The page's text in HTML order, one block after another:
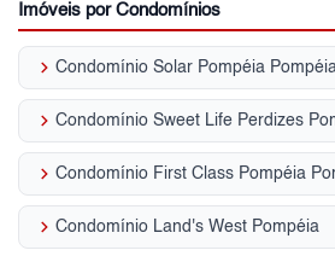
Imóveis por Condomínios
keyboard_arrow_right Condomínio Solar Pompéia
keyboard_arrow_right Condomínio Sweet Life Perdizes
keyboard_arrow_right Condomínio First Class Pompéia
keyboard_arrow_right Condomínio Land's West Pompéia